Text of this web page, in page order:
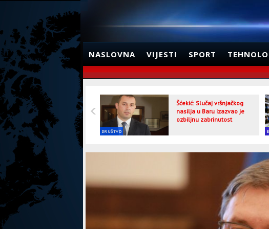
NASLOVNA VIJESTI SPORT
DRUŠTVO
Šćekić: Slučaj vršnjačkog
nasilja u Baru izazvao je
ozbiljnu zabrinutost